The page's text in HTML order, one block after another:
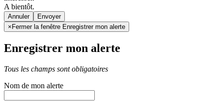
A bientôt.
Annuler
× Fermer la fenêtre Enregistrer mon alerte
Enregistrer mon alerte
Tous les champs sont obligatoires
Nom de mon alerte